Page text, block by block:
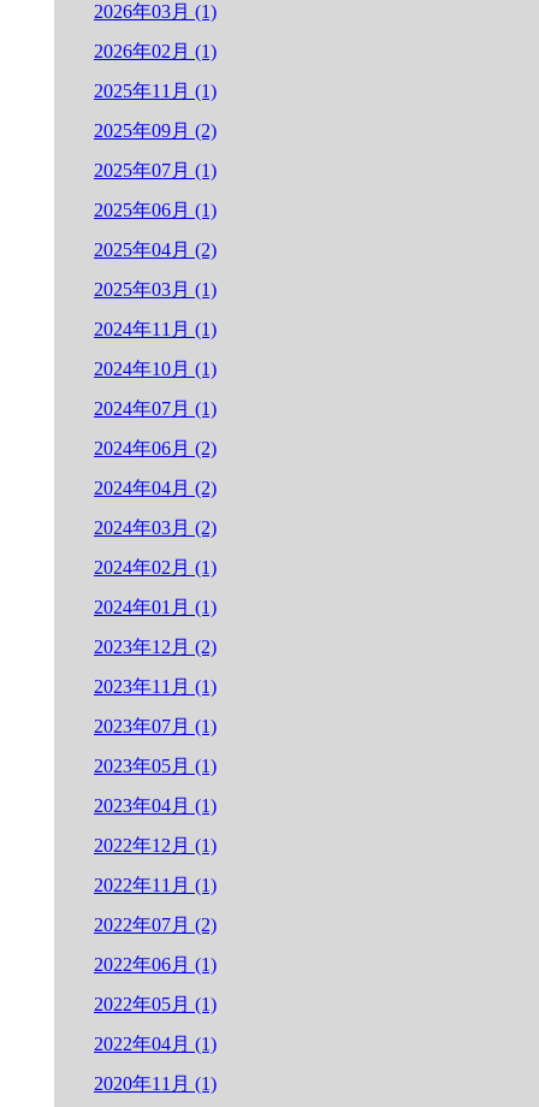
2026年03月 (1)
2026年02月 (1)
2025年11月 (1)
2025年09月 (2)
2025年07月 (1)
2025年06月 (1)
2025年04月 (2)
2025年03月 (1)
2024年11月 (1)
2024年10月 (1)
2024年07月 (1)
2024年06月 (2)
2024年04月 (2)
2024年03月 (2)
2024年02月 (1)
2024年01月 (1)
2023年12月 (2)
2023年11月 (1)
2023年07月 (1)
2023年05月 (1)
2023年04月 (1)
2022年12月 (1)
2022年11月 (1)
2022年07月 (2)
2022年06月 (1)
2022年05月 (1)
2022年04月 (1)
2020年11月 (1)